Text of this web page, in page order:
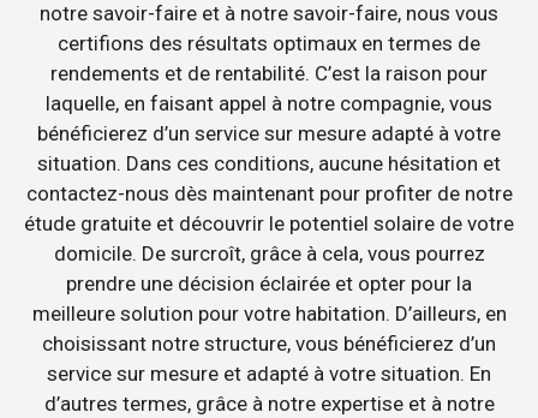
notre savoir-faire et à notre savoir-faire, nous vous
certifions des résultats optimaux en termes de
rendements et de rentabilité. C’est la raison pour
laquelle, en faisant appel à notre compagnie, vous
bénéficierez d’un service sur mesure adapté à votre
situation. Dans ces conditions, aucune hésitation et
contactez-nous dès maintenant pour profiter de notre
étude gratuite et découvrir le potentiel solaire de votre
domicile. De surcroît, grâce à cela, vous pourrez
prendre une décision éclairée et opter pour la
meilleure solution pour votre habitation. D’ailleurs, en
choisissant notre structure, vous bénéficierez d’un
service sur mesure et adapté à votre situation. En
d’autres termes, grâce à notre expertise et à notre